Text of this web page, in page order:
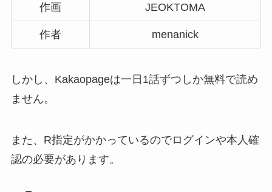
作画 JEOKTOMA
作者 menanick
しかし、Kakaopageは一日1話ずつしか無料で読め
ません。
また、R指定がかかっているのでログインや本人確
認の必要があります。